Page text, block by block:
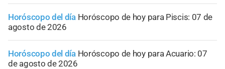
Horóscopo del día Horóscopo de hoy para Piscis: 07 de
agosto de 2026
Horóscopo del día Horóscopo de hoy para Acuario: 07
de agosto de 2026